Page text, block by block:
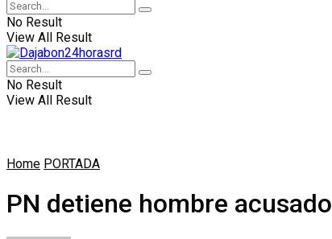
No Result
View All Result
No Result
View All Result
Home PORTADA
PN detiene hombre